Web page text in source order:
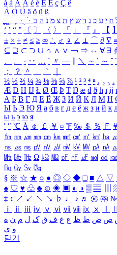
á à Á À é è É È ç Ç ê
Ä Ö Ü ä ö ü ß
ִֶֹ ֻּ ׁׂ ח י ע כ ג ד ש ץ ת צ מ נ ה ב
‘ ’ “ ” 〔 〕 〈 〉 「 」 『 』 【 】
± × ÷ ≠ ≤ ≥ ∞ ∴ ♂ ♀ ∠ ⊥ ⌒ ∂ ∇
⊆ ⊇ ⊂ ⊃ ∪ ∩ ∧ ∨ ￢ ⇒ ⇔ ∀ ∃ ∮
、
。 · ‥ … ¨ 〃 ― ＼ ∼ ´ ～ ˇ ˘
；
？ ＾ ｀
½ ⅓ ⅔ ¼ ¾ ⅛ ⅜ ⅝ ⅞ ¹ ² ³ ⁴ ⁿ ₁ ₂ ₃ ₄
Æ Ð Ħ Ĳ Ł Ø Œ Þ Ŧ Ŋ æ đ ð ħ ı ĳ
А Б В Г Д Е Ё Ж З И Й К Л М Н
Ы Ь Э Ю Я а б в г д е ё ж з и й к
ы ь э ю я
′ ″ ℃ Å ￠ ￡ ￥ ¤ ℉ ‰ ＄ ％ Ｆ
㎙ ㎚ ㎛ ㎜ ㎝ ㎞ ㎟ ㎠ ㎡ ㎢ ㏊
㎱ ㎲ ㎳ ㎴ ㎵ ㎶ ㎷ ㎸ ㎹ ㎀ ㎁
㎒ ㎓ ㎔ Ω ㏀ ㏁ ㎊ ㎋ ㎌ ㏖ ㏅ ㎭
㏃ ㏉ ㏜ ㏆
§ ※ ☆ ★ ○ ● ◎ ◇ ◆ □ ■ △ ▽
♠ ♡ ♥ ♧ ♣ ⊙ ◈ ▣ ◐ ◑ ▒ ▤
‡ ↕ ↗ ↙ ↖ ↘ ♭ ♩ ♪ ♬ ㉿ ㈜ №
ⅰ
ⅱ ⅲ ⅳ ⅴ ⅵ ⅶ ⅷ ⅸ ⅹ
ص ض ط ظ ع غ ف ق ک ل م ن ه
و ی
닫기